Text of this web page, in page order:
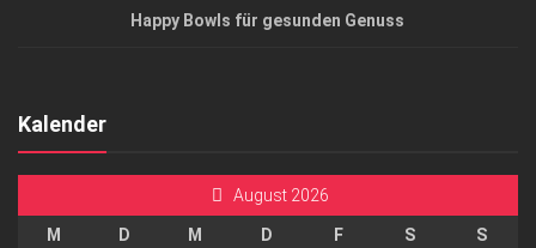
Happy Bowls für gesunden Genuss
Kalender
August 2026
M D M D F S
S